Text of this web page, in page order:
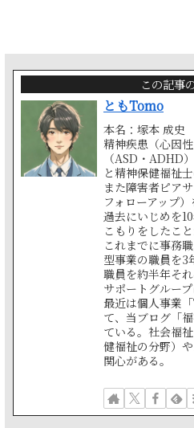
この記事
ともTomo
本名：塚本 成史
精神疾患（心因
（ASD・ADHD
と精神保健福祉
また障害者ピア
フォローアップ）
過去にいじめを
こもりをしたこと
これまでに事務
型事業の職員を3
職員を約半年そ
サポートグルー
最近は個人事業
て、当ブログ「
ている。社会福
健福祉の分野）
関心がある。